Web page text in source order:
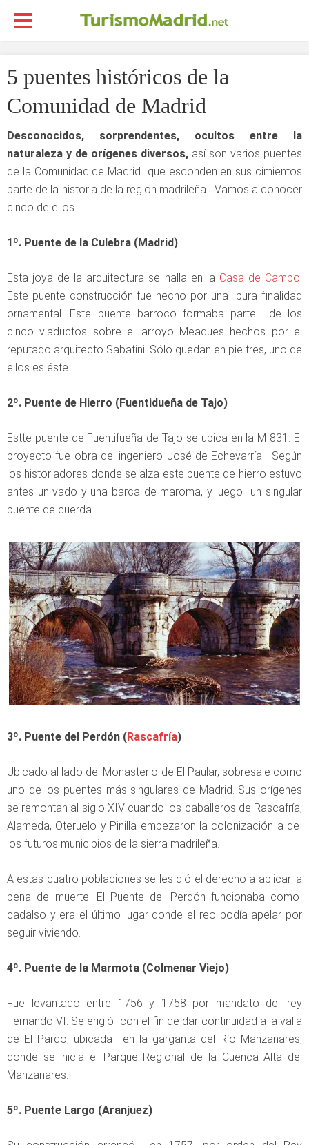
5 puentes históricos de la
Comunidad de Madrid
Desconocidos, sorprendentes, ocultos entre la
naturaleza y de orígenes diversos, así son varios puentes
de la Comunidad de Madrid que esconden en sus cimientos
parte de la historia de la region madrileña. Vamos a conocer
cinco de ellos.
1º. Puente de la Culebra (Madrid)
Esta joya de la arquitectura se halla en la Casa de Campo.
Este puente construcción fue hecho por una pura finalidad
ornamental. Este puente barroco formaba parte de los
cinco viaductos sobre el arroyo Meaques hechos por el
reputado arquitecto Sabatini. Sólo quedan en pie tres, uno de
ellos es éste.
2º. Puente de Hierro (Fuentidueña de Tajo)
Estte puente de Fuentifueña de Tajo se ubica en la M-831. El
proyecto fue obra del ingeniero José de Echevarría. Según
los historiadores donde se alza este puente de hierro estuvo
antes un vado y una barca de maroma, y luego un singular
puente de cuerda.
3º. Puente del Perdón (Rascafría)
Ubicado al lado del Monasterio de El Paular, sobresale como
uno de los puentes más singulares de Madrid. Sus orígenes
se remontan al siglo XIV cuando los caballeros de Rascafría,
Alameda, Oteruelo y Pinilla empezaron la colonización a de
los futuros municipios de la sierra madrileña.
A estas cuatro poblaciones se les dió el derecho a aplicar la
pena de muerte. El Puente del Perdón funcionaba como
cadalso y era el último lugar donde el reo podía apelar por
seguir viviendo.
4º. Puente de la Marmota (Colmenar Viejo)
Fue levantado entre 1756 y 1758 por mandato del rey
Fernando VI. Se erigió con el fin de dar continuidad a la valla
de El Pardo, ubicada en la garganta del Río Manzanares,
donde se inicia el Parque Regional de la Cuenca Alta del
Manzanares.
5º. Puente Largo (Aranjuez)